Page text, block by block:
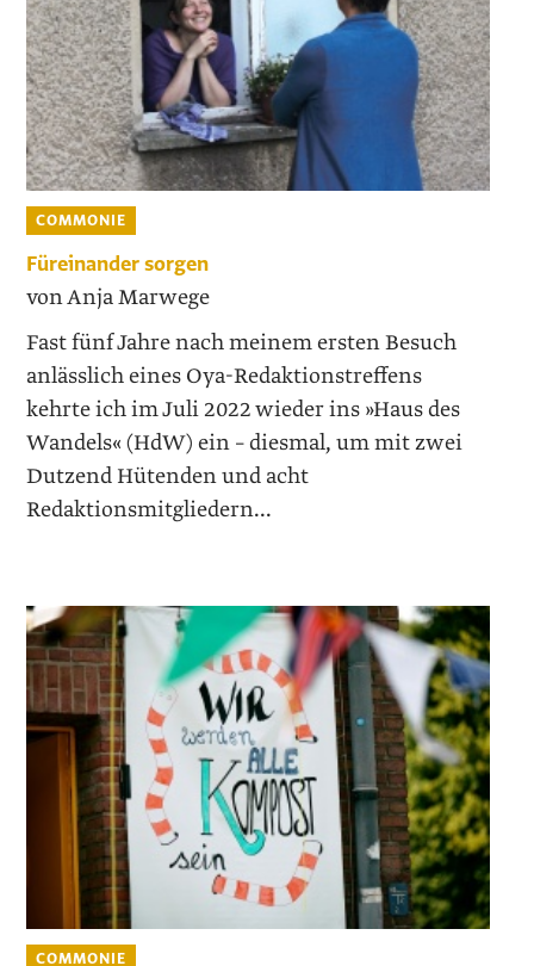
COMMONIE
Füreinander sorgen
von Anja Marwege
Fast fünf Jahre nach meinem ersten Besuch
anlässlich eines Oya-Redaktionstreffens
kehrte ich im Juli 2022 wieder ins »Haus des
Wandels« (HdW) ein – diesmal, um mit zwei
Dutzend Hütenden und acht
Redaktionsmitgliedern...
COMMONIE